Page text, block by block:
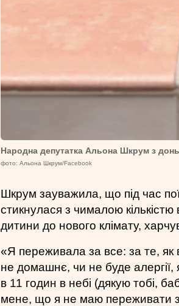
Народна депутатка Альона Шкрум з
фото: Альона Шкрум/Facebook
Шкрум зауважила, що під час
стикнулася з чималою кількістю
дитини до нового клімату,
«Я переживала за все: за те, як
не домашнє, чи не буде
в 11 годин в небі (дякую тобі,
мене, що я не маю переживати